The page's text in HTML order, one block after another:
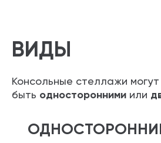
ВИДЫ
Консольные стеллажи могут
быть односторонними или